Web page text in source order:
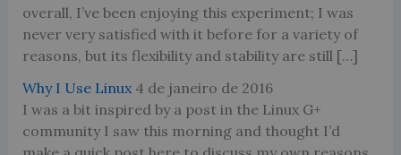
overall, I’ve been enjoying this experiment; I was
never very satisfied with it before for a variety of
reasons, but its flexibility and stability are still […]
Why I Use Linux 4 de janeiro de 2016
I was a bit inspired by a post in the Linux G+
community I saw this morning and thought I’d